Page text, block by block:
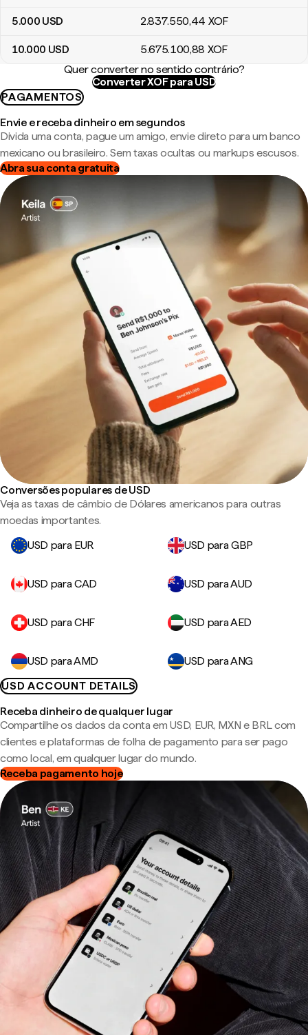
5.000 USD 2.837.550,44 XOF
10.000 USD 5.675.100,88 XOF
Quer converter no sentido contrário?
Converter XOF para USD
PAGAMENTOS
Envie e receba dinheiro em segundos
Divida uma conta, pague um amigo, envie direto para um banco
mexicano ou brasileiro. Sem taxas ocultas ou markups escusos.
Abra sua conta gratuita
Conversões populares de USD
Veja as taxas de câmbio de Dólares americanos para outras
moedas importantes.
USD para EUR
USD para GBP
USD para CAD USD para AUD
USD para CHF USD para AED
USD para AMD
USD para ANG
USD ACCOUNT DETAILS
Receba dinheiro de qualquer lugar
Compartilhe os dados da conta em USD, EUR, MXN e BRL com
clientes e plataformas de folha de pagamento para ser pago
como local, em qualquer lugar do mundo.
Receba pagamento hoje